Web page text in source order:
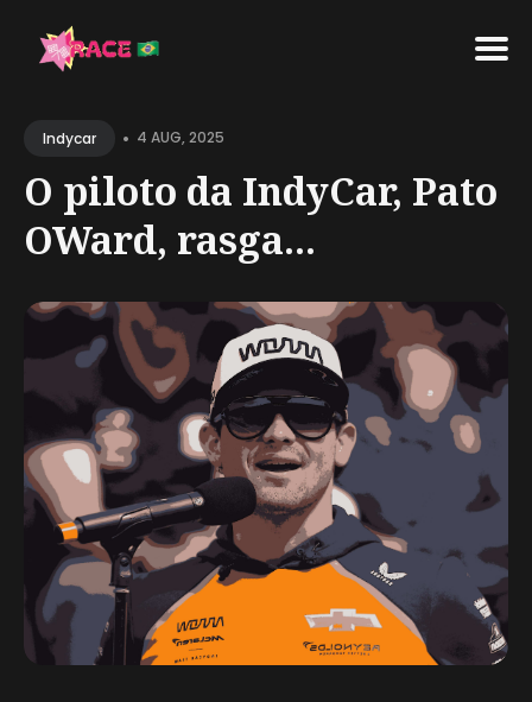
forIndycar • 4 AUG, 2025
O piloto da IndyCar, Pato
OWard, rasga...